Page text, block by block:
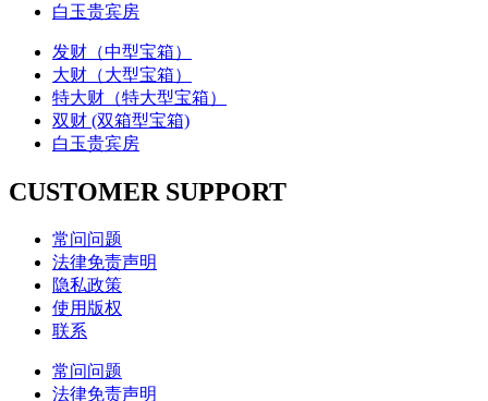
白玉贵宾房
发财（中型宝箱）
大财（大型宝箱）
特大财（特大型宝箱）
双财 (双箱型宝箱)
白玉贵宾房
CUSTOMER SUPPORT
常问问题
法律免责声明
隐私政策
使用版权
联系
常问问题
法律免责声明